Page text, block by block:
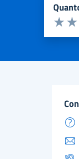
Valuta
Valuta